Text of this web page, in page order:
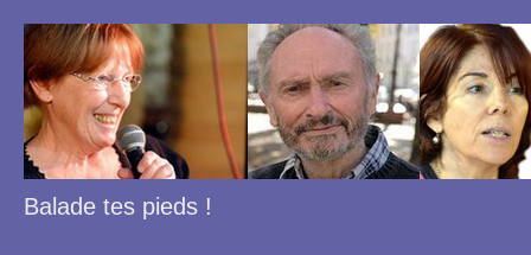
Balade tes pieds !